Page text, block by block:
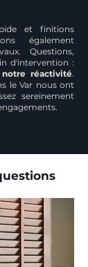
et finitions
également
Questions,
d'intervention :
réactivité.
le Var nous ont
sereinement